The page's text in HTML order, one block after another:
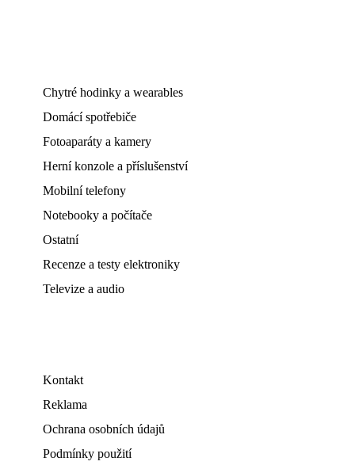
Chytré hodinky a wearables
Domácí spotřebiče
Fotoaparáty a kamery
Herní konzole a příslušenství
Mobilní telefony
Notebooky a počítače
Ostatní
Recenze a testy elektroniky
Televize a audio
Kontakt
Reklama
Ochrana osobních údajů
Podmínky použití